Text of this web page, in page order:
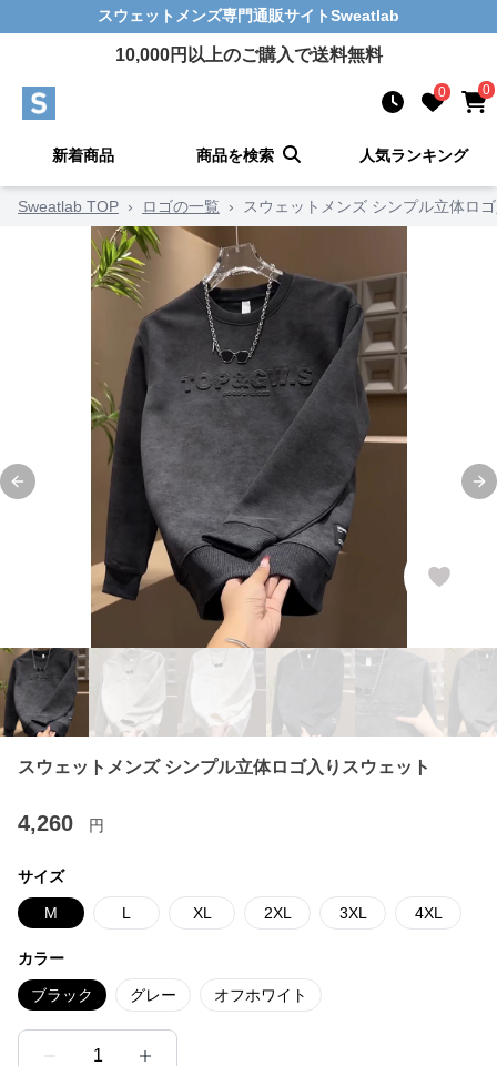
スウェットメンズ専門通販サイトSweatlab
10,000円以上のご購入で送料無料
0 0
新着商品 商品を検索 人気ランキング
Sweatlab TOP › ロゴの一覧 › スウェットメンズ シンプル立体ロ
Previous slide
スウェットメンズ シンプル立体ロゴ入りスウェット
4,260 円
サイズ
M L XL 2XL 3XL 4XL
カラー
ブラック グレー オフホワイト
1